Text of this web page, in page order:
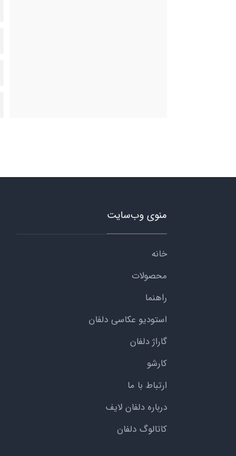
منوی وب‌سایت
خانه
محصولات
راهنما
استودیو عکاسی دلفان
گاراژ دلفان
کارشو
ارتباط با ما
درباره دلفان لایف
کاتالوگ دلفان